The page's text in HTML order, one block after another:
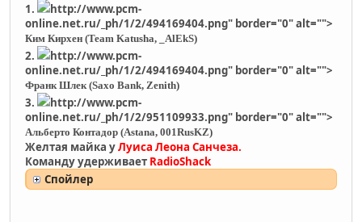
1.
http://www.pcm-
online.net.ru/_ph/1/2/494169404.png" border="0" alt="">
Ким Кирхен (Team Katusha, _AlEkS)
2.
http://www.pcm-
online.net.ru/_ph/1/2/494169404.png" border="0" alt="">
Франк Шлек (Saxo Bank, Zenith)
3.
http://www.pcm-
online.net.ru/_ph/1/2/951109933.png" border="0" alt="">
Альберто Контадор (Astana, 001RusKZ)
Желтая майка уЛуиса Леона Санчеза.
Команду удерживает RadioShack
Спойлер